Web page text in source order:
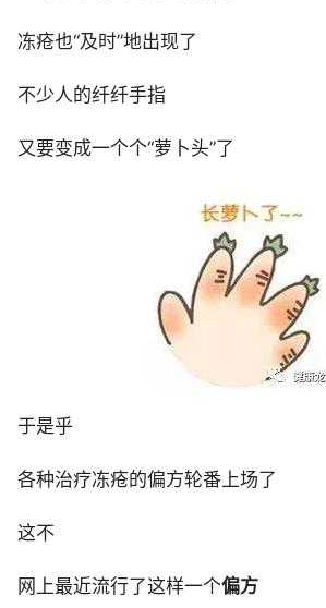
冻疮也“及时”地出现了
不少人的纤纤手指
又要变成一个个“萝卜头”了
于是乎
各种治疗冻疮的偏方轮番上场了
这不
网上最近流行了这样一个偏方